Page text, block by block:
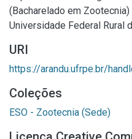
(Bacharelado em
Universidade Federal Rural
URI
https://arandu.ufrpe.br/
Coleções
ESO - Zootecnia (Sede)